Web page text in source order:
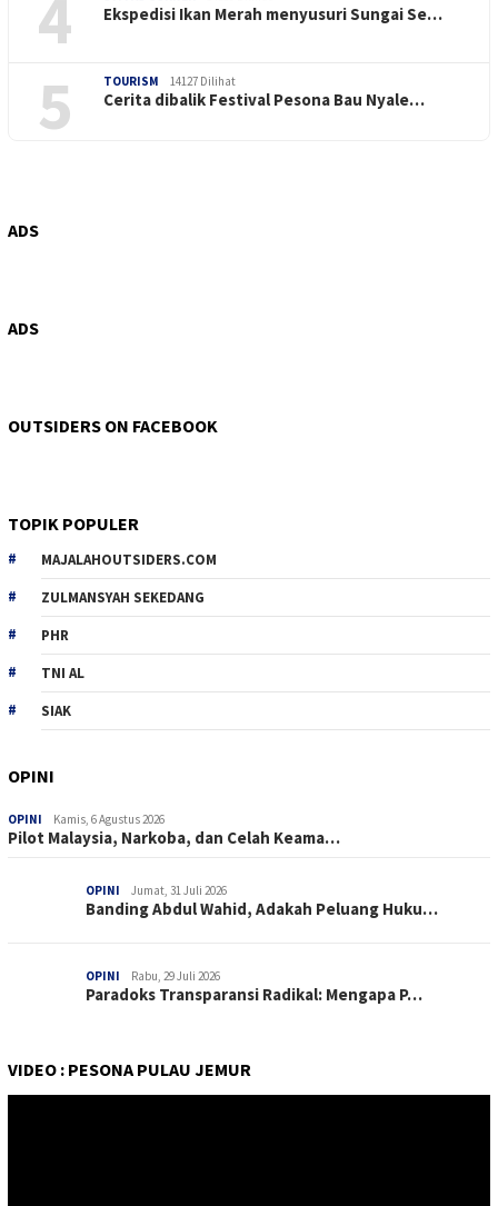
4 Ekspedisi Ikan Merah menyusuri Sungai Se…
5 TOURISM 14127 Dilihat
Cerita dibalik Festival Pesona Bau Nyale…
ADS
ADS
OUTSIDERS ON FACEBOOK
TOPIK POPULER
MAJALAHOUTSIDERS.COM
ZULMANSYAH SEKEDANG
PHR
TNI AL
SIAK
OPINI
OPINI Kamis, 6 Agustus 2026
Pilot Malaysia, Narkoba, dan Celah Keama…
OPINI Jumat, 31 Juli 2026
Banding Abdul Wahid, Adakah Peluang Huku…
OPINI Rabu, 29 Juli 2026
Paradoks Transparansi Radikal: Mengapa P…
VIDEO : PESONA PULAU JEMUR